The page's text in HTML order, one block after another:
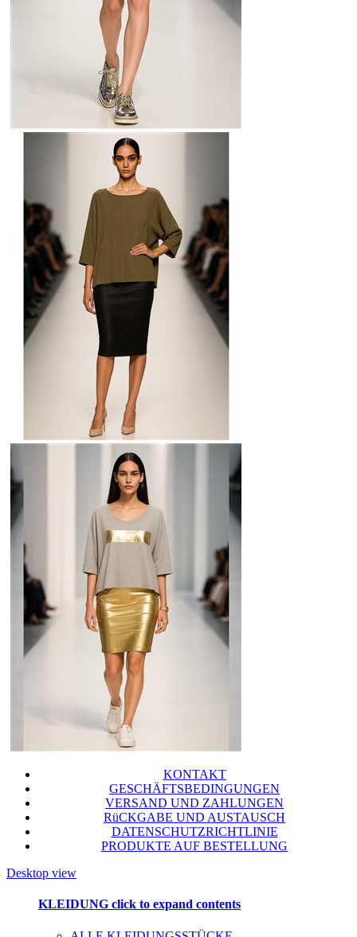
KONTAKT
GESCHÄFTSBEDINGUNGEN
VERSAND UND ZAHLUNGEN
RüCKGABE UND AUSTAUSCH
DATENSCHUTZRICHTLINIE
PRODUKTE AUF BESTELLUNG
Desktop view
KLEIDUNG click to expand contents